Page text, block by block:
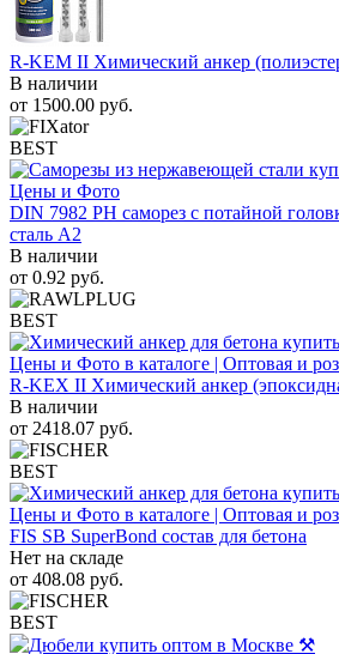
R-KEM II Химический анкер
В наличии
от 1500.00 руб.
BEST
DIN 7982 PH саморез с потайной
сталь A2
В наличии
от 0.92 руб.
BEST
R-KEX II Химический анкер
В наличии
от 2418.07 руб.
BEST
FIS SB SuperBond состав для бетона
Нет на складе
от 408.08 руб.
BEST